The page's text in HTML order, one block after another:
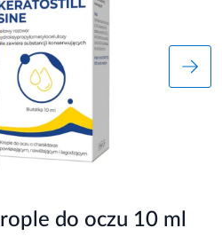
do oczu 10 ml